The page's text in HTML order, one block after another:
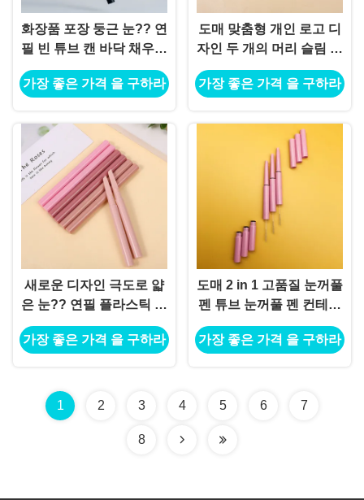
화장품 포장 둥근 눈?? 연
필 빈 튜브 캔 바닥 채우기
플라스틱 눈?? 연필 컨테
이너 도매
가장 좋은 가격 을 구하라
도매 맞춤형 개인 로고 디
자인 두 개의 머리 슬림 튜
브 빗 펜 컨테이너
가장 좋은 가격 을 구하라
새로운 디자인 극도로 얇
은 눈?? 연필 플라스틱 포
장 주문 개인 레이블 빈
눈?? 연필 튜브 포장
가장 좋은 가격 을 구하라
도매 2 in 1 고품질 눈꺼풀
펜 튜브 눈꺼풀 펜 컨테이
너
가장 좋은 가격 을 구하라
1 2 3 4 5 6 7
8